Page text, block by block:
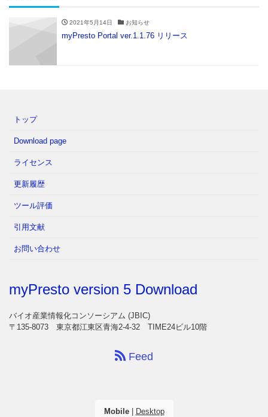
2021年5月14日 お知らせ
myPresto Portal ver.1.1.76 リリース
トップ
Download page
ライセンス
更新履歴
ツール評価
引用文献
お問い合わせ
myPresto version 5 Download
バイオ産業情報化コンソーシアム (JBIC)
〒135-8073 東京都江東区青海2-4-32 TIME24ビル10階
Feed
Mobile| Desktop